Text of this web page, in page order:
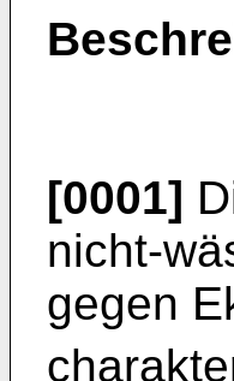
[0001]
nicht-
gegen